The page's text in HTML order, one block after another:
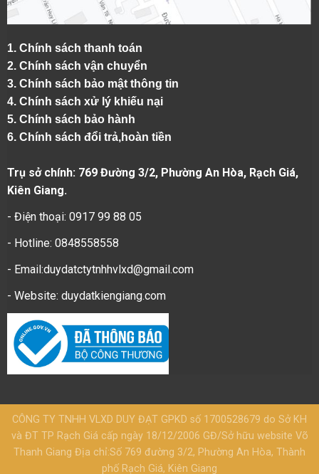
1. Chính sách thanh toán
2. Chính sách vận chuyển
3. Chính sách bảo mật thông tin
4. Chính sách xử lý khiếu nại
5. Chính sách bảo hành
6. Chính sách đổi trả,hoàn tiền
Trụ sở chính: 769 Đường 3/2, Phường An Hòa, Rạch Giá,
Kiên Giang.
- Điện thoại: 0917 99 88 05
- Hotline: 0848558558
- Email:duydatctytnhhvlxd@gmail.com
- Website: duydatkiengiang.com
CÔNG TY TNHH VLXD DUY ĐẠT GPKD số 1700528679 do Sở KH
và ĐT TP Rạch Giá cấp ngày 18/12/2006 GĐ/Sở hữu website Võ
Thanh Giang Địa chỉ:Số 769 đường 3/2, Phường An Hòa, Thành
phố Rạch Giá, Kiên Giang